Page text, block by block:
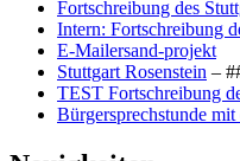
Fortschreibung des
Intern: Fortschreibung
E-Mailersand-projekt
Stuttgart Rosenstein –
TEST Fortschreibung
Bürgersprechstunde